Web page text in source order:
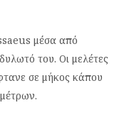
μέσα από
του. Οι μελέτες
σε μήκος κάπου